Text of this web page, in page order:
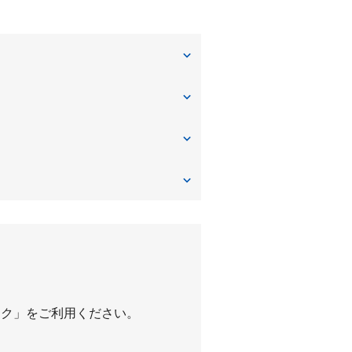
鳴尾・武庫川女子大前
」をご利用ください。